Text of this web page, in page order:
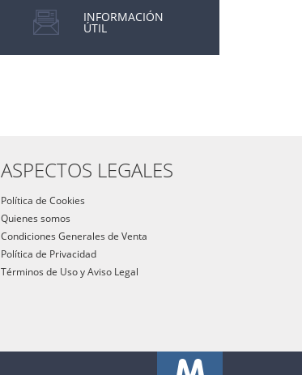
INFORMACIÓN
ÚTIL
ASPECTOS LEGALES
Política de Cookies
Quienes somos
Condiciones Generales de Venta
Política de Privacidad
Términos de Uso y Aviso Legal